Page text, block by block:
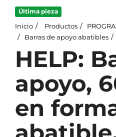
Última pieza
Inicio Productos
Barras de apoyo abatibles
HELP:
apoyo,
en